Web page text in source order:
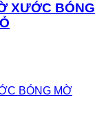
XƯỚC BÓNG
BÓNG MỜ